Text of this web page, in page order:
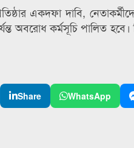
একদফা দাবি,
অবরোধ কর্মসূচি পালিত
Share WhatsApp